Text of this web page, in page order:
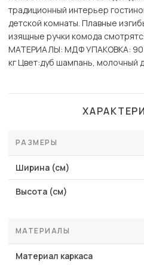
традиционный интерьер
детской комнаты. Плавные
изящные ручки комода
МАТЕРИАЛЫ: МДФ УПАКОВКА:
кг Цвет:дуб шампань, молочный
РАЗМЕРЫ
Ширина (см)
Высота (см)
МАТЕРИАЛЫ
Материал каркаса